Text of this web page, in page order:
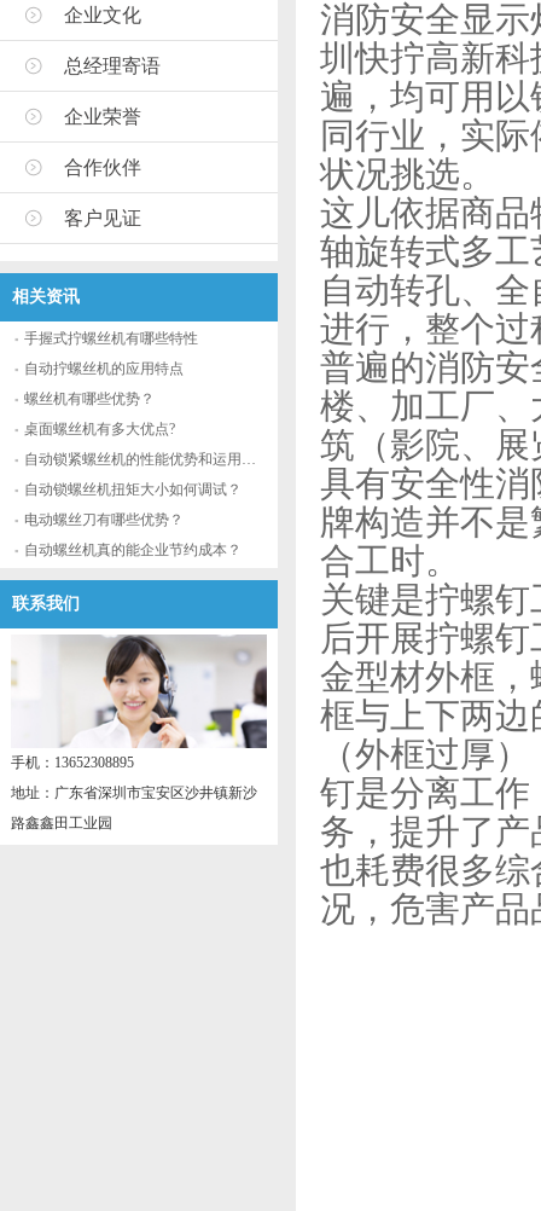
企业文化
总经理寄语
企业荣誉
合作伙伴
客户见证
相关资讯
手握式拧螺丝机有哪些特性
自动拧螺丝机的应用特点
螺丝机有哪些优势？
桌面螺丝机有多大优点?
自动锁紧螺丝机的性能优势和运用流程
自动锁螺丝机扭矩大小如何调试？
电动螺丝刀有哪些优势？
自动螺丝机真的能企业节约成本？
联系我们
手机：13652308895
地址：广东省深圳市宝安区沙井镇新沙
路鑫鑫田工业园
消防安全显
圳快拧高新
遍，均可用
同行业，实
状况挑选。
这儿依据商
轴旋转式多
自动转孔、
进行，整个过
普遍的消防
楼、加工厂
筑（影院、
具有安全性
牌构造并不
合工时。
关键是拧螺
后开展拧螺
金型材外框
框与上下两
（外框过厚
钉是分离工
务，提升了
也耗费很多
况，危害产品